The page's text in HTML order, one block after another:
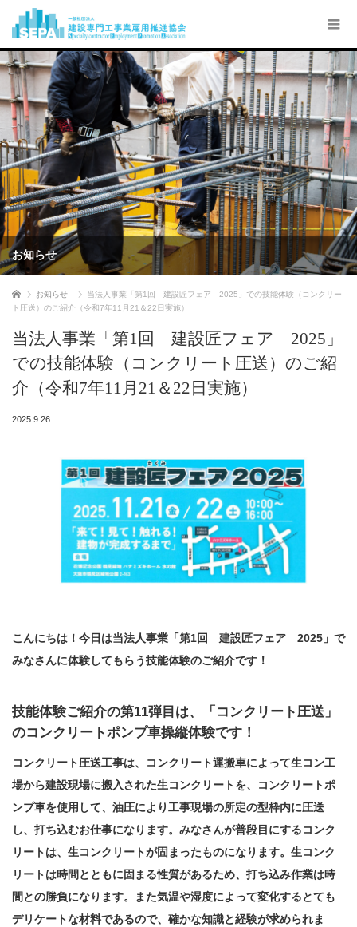
お知らせ
ホーム お知らせ
当法人事業「第1回 建設匠フェア 2025」での技能体験（コンクリー
ト圧送）のご紹介（令和7年11月21＆22日実施）
当法人事業「第1回 建設匠フェア 2025」
での技能体験（コンクリート圧送）のご紹
介（令和7年11月21＆22日実施）
2025.9.26
こんにちは！今日は当法人事業「第1回 建設匠フェア 2025」で
みなさんに体験してもらう技能体験のご紹介です！
技能体験ご紹介の第11弾目は、「コンクリート圧送」
のコンクリートポンプ車操縦体験です！
コンクリート圧送工事は、コンクリート運搬車によって生コン工
場から建設現場に搬入された生コンクリートを、コンクリートポ
ンプ車を使用して、油圧により工事現場の所定の型枠内に圧送
し、打ち込むお仕事になります。みなさんが普段目にするコンク
リートは、生コンクリートが固まったものになります。生コンク
リートは時間とともに固まる性質があるため、打ち込み作業は時
間との勝負になります。また気温や湿度によって変化するとても
デリケートな材料であるので、確かな知識と経験が求められま